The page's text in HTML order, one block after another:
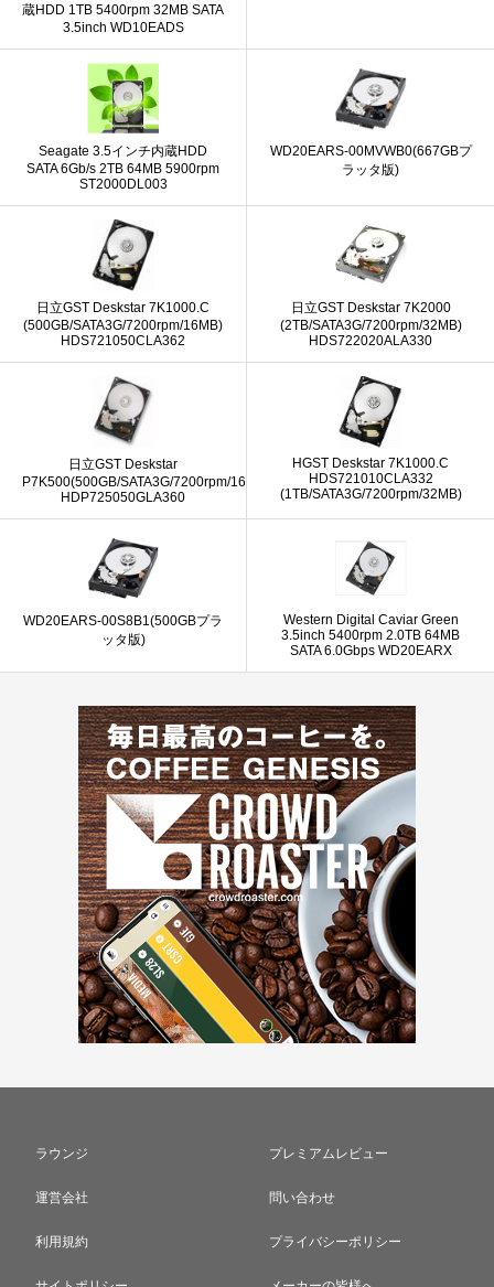
蔵HDD 1TB 5400rpm 32MB SATA
3.5inch WD10EADS
Seagate 3.5インチ内蔵HDD
SATA 6Gb/s 2TB 64MB 5900rpm
ST2000DL003
WD20EARS-00MVWB0(667GBプ
ラッタ版)
日立GST Deskstar 7K1000.C
(500GB/SATA3G/7200rpm/16MB)
HDS721050CLA362
日立GST Deskstar 7K2000
(2TB/SATA3G/7200rpm/32MB)
HDS722020ALA330
日立GST Deskstar
P7K500(500GB/SATA3G/7200rpm/16MB)
HDP725050GLA360
HGST Deskstar 7K1000.C
HDS721010CLA332
(1TB/SATA3G/7200rpm/32MB)
WD20EARS-00S8B1(500GBプラ
ッタ版)
Western Digital Caviar Green
3.5inch 5400rpm 2.0TB 64MB
SATA 6.0Gbps WD20EARX
ラウンジ プレミアムレビュー
運営会社 問い合わせ
利用規約 プライバシーポリシー